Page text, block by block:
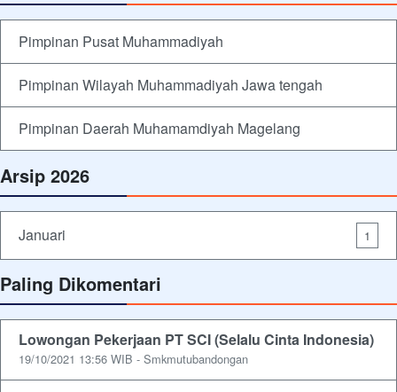
Pimpinan Pusat Muhammadiyah
Pimpinan Wilayah Muhammadiyah Jawa tengah
Pimpinan Daerah Muhamamdiyah Magelang
Arsip 2026
Januari 1
Paling Dikomentari
Lowongan Pekerjaan PT SCI (Selalu Cinta Indonesia)
19/10/2021 13:56 WIB - Smkmutubandongan